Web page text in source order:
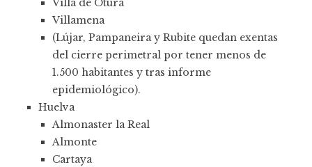
Villa de Otura
Villamena
(Lújar, Pampaneira y Rubite quedan exentas
del cierre perimetral por tener menos de
1.500 habitantes y tras informe
epidemiológico).
Huelva
Almonaster la Real
Almonte
Cartaya